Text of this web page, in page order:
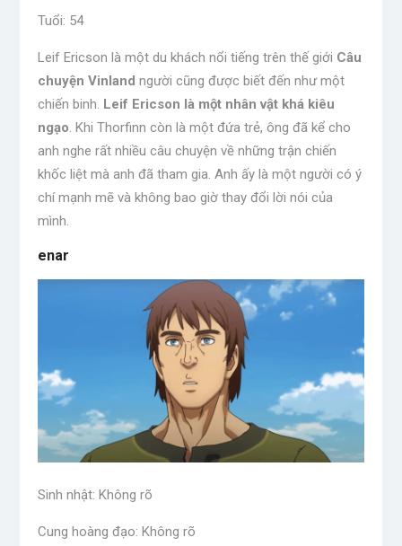
Tuổi: 54
Leif Ericson là một du khách nổi tiếng trên thế giới Câu
chuyện Vinland người cũng được biết đến như một
chiến binh. Leif Ericson là một nhân vật khá kiêu
ngạo. Khi Thorfinn còn là một đứa trẻ, ông đã kể cho
anh nghe rất nhiều câu chuyện về những trận chiến
khốc liệt mà anh đã tham gia. Anh ấy là một người có ý
chí mạnh mẽ và không bao giờ thay đổi lời nói của
mình.
enar
Sinh nhật: Không rõ
Cung hoàng đạo: Không rõ